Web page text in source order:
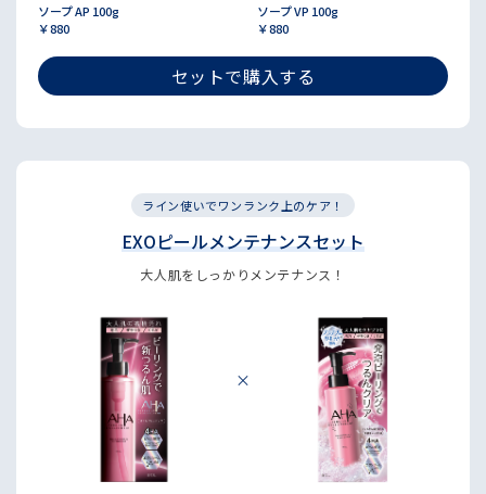
ソープ AP 100g
￥880
ソープ VP 100g
￥880
セットで購入する
ライン使いでワンランク上のケア！
EXOピールメンテナンスセット
大人肌をしっかりメンテナンス！